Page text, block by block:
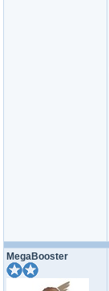
MegaBooster